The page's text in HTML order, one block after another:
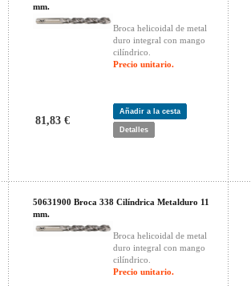
mm.
Broca helicoidal de metal
duro integral con mango
cilíndrico.
Precio unitario.
81,83 €
Añadir a la cesta
Detalles
50631900 Broca 338 Cilíndrica Metalduro 11
mm.
Broca helicoidal de metal
duro integral con mango
cilíndrico.
Precio unitario.